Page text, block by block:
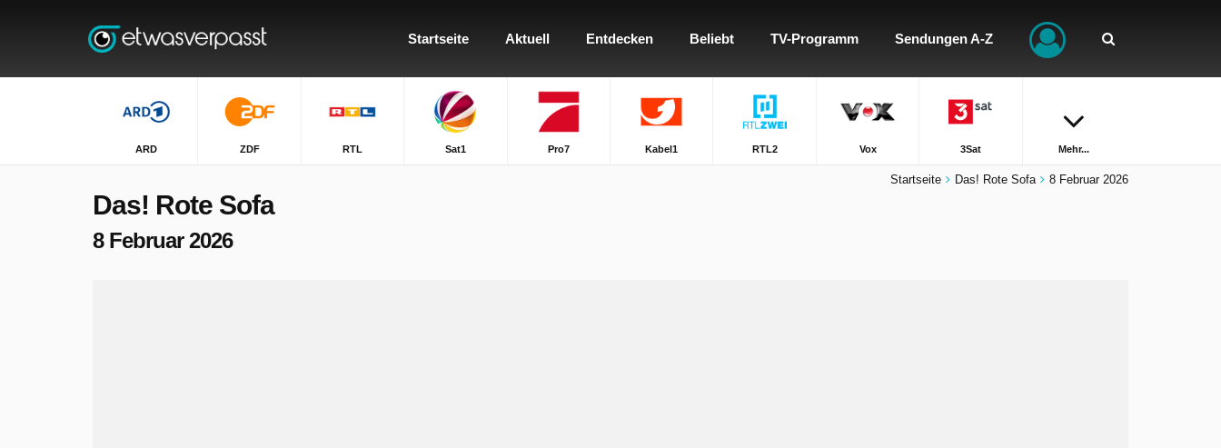
Startseite Aktuell Entdecken Beliebt TV-Programm Sendungen A-Z
ARD ZDF RTL Sat1 Pro7 Kabel1 RTL2 Vox 3Sat Mehr...
Startseite Das! Rote Sofa 8 Februar 2026
Das! Rote Sofa
8 Februar 2026